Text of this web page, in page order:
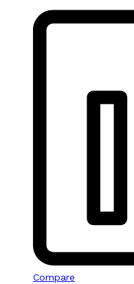
Compare